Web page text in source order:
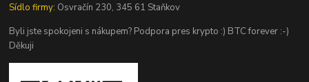
Sídlo firmy: Osvračín 230, 345 61 Staňkov
Byli jste spokojeni s nákupem? Podpora pres krypto :) BTC forever :-)
Děkuji